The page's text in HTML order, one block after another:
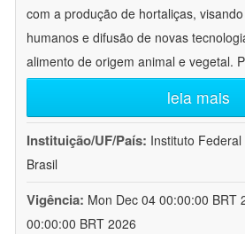
com a produção de hortaliças,
humanos e difusão de novas
alimento de origem animal e vegetal.
leia mais
Instituição/UF/País: Instituto
Brasil
Vigência: Mon Dec 04 00:00:00 BRT
00:00:00 BRT 2026